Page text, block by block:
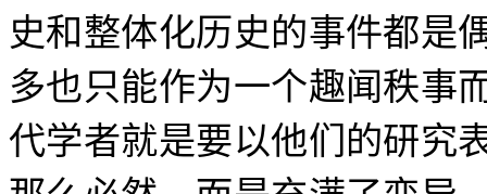
史和整体化历史的事件都是
多也只能作为一个趣闻秩事
代学者就是要以他们的研究